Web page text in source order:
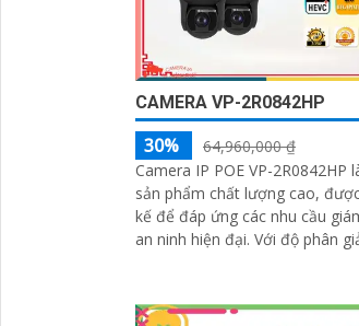
CAMERA VP-2R0842HP
30%
64,960,000 ₫
Camera IP POE VP-2R0842HP
sản phẩm chất lượng cao,
kế để đáp ứng các nhu cầu
an ninh hiện đại. Với độ phân giải
mọi sự kiện một cách rõ ràng